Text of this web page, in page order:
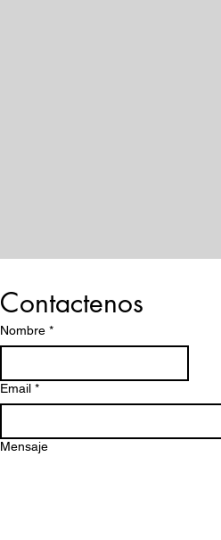
Contactenos
Nombre *
Email *
Mensaje